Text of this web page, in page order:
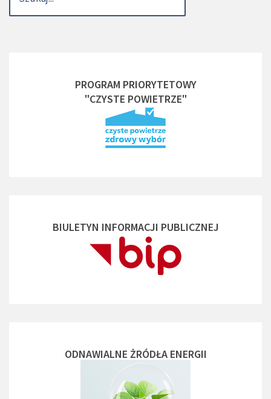
PROGRAM PRIORYTETOWY
"CZYSTE POWIETRZE"
BIULETYN INFORMACJI PUBLICZNEJ
ODNAWIALNE ŻRÓDŁA ENERGII